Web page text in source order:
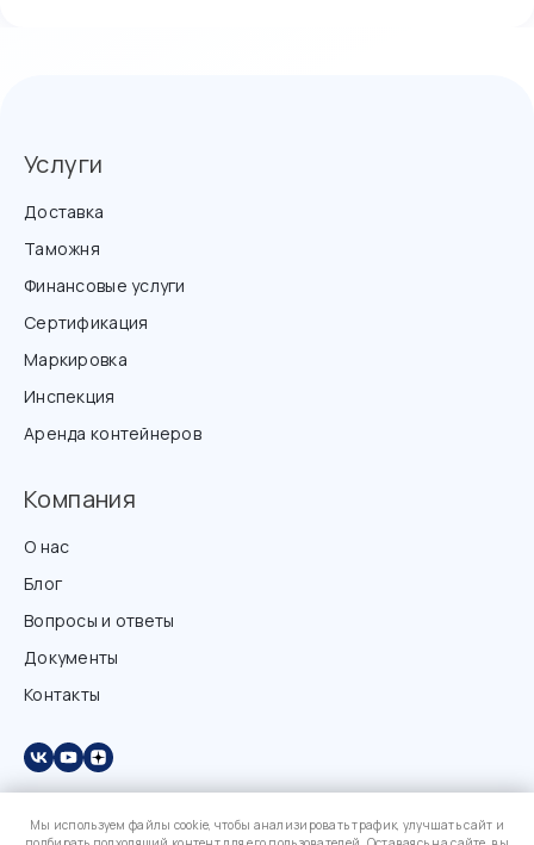
Услуги
Доставка
Таможня
Финансовые услуги
Сертификация
Маркировка
Инспекция
Аренда контейнеров
Компания
О нас
Блог
Вопросы и ответы
Документы
Контакты
Мы используем файлы cookie, чтобы анализировать трафик, улучшать сайт и